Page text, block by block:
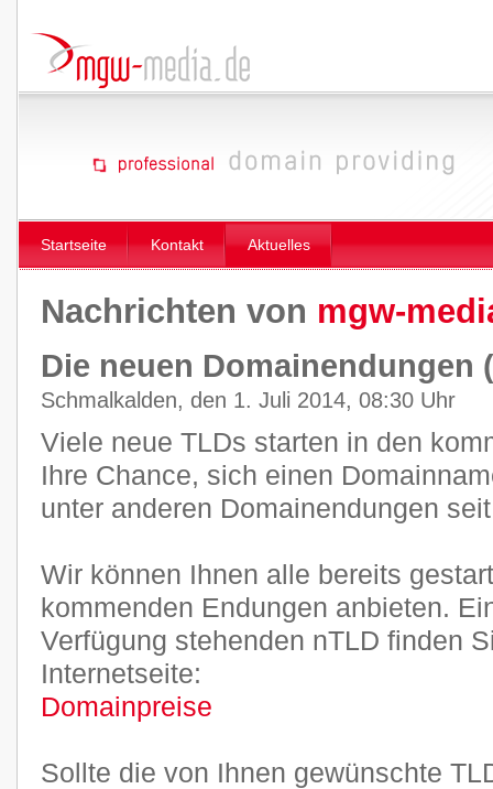
Startseite Kontakt Aktuelles
Nachrichten von mgw-
Die neuen Domainendungen
Schmalkalden, den 1. Juli 2014, 08:30 Uhr
Viele neue TLDs starten in den
Ihre Chance, sich einen
unter anderen Domainendungen
Wir können Ihnen alle bereits
kommenden Endungen anbieten.
Verfügung stehenden nTLD finden
Internetseite:
Domainpreise
Sollte die von Ihnen gewünschte